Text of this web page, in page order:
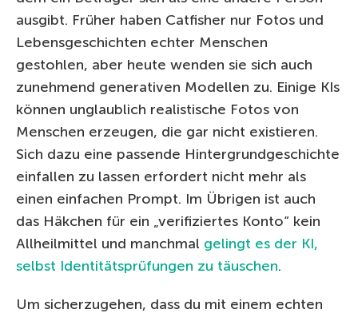
ausgibt. Früher haben Catfisher nur Fotos und
Lebensgeschichten echter Menschen
gestohlen, aber heute wenden sie sich auch
zunehmend generativen Modellen zu. Einige KIs
können unglaublich realistische Fotos von
Menschen erzeugen, die gar nicht existieren.
Sich dazu eine passende Hintergrundgeschichte
einfallen zu lassen erfordert nicht mehr als
einen einfachen Prompt. Im Übrigen ist auch
das Häkchen für ein „verifiziertes Konto“ kein
Allheilmittel und manchmal gelingt es der KI,
selbst Identitätsprüfungen zu täuschen.
Um sicherzugehen, dass du mit einem echten